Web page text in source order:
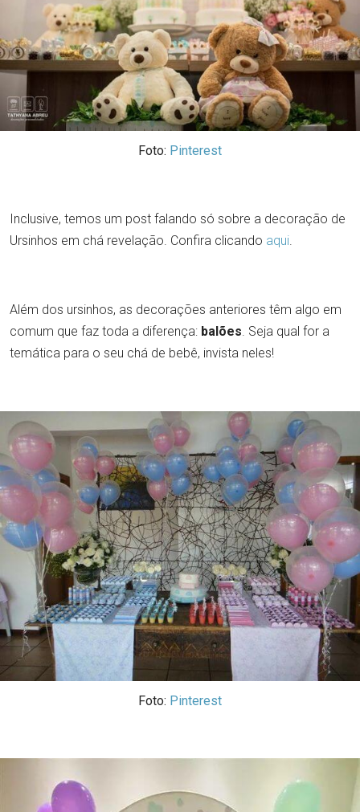
Foto: Pinterest
Inclusive, temos um post falando só sobre a decoração de
Ursinhos em chá revelação. Confira clicando aqui
Além dos ursinhos, as decorações anteriores têm algo em
comum que faz toda a diferença: balões . Seja qual for a
temática para o seu chá de bebê, invista neles!
Foto: Pinterest